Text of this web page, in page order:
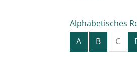
Alphabetisches
A
B C